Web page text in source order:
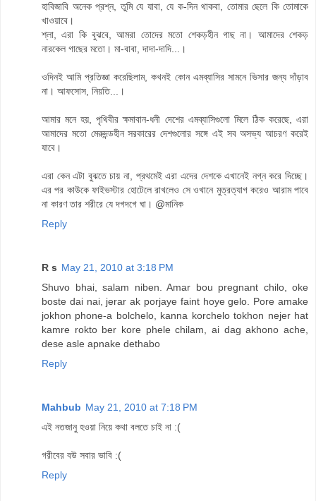
হাবিজাবি অনেক প্রশ্ন, তুমি যে যাবা, যে ক-দিন থাকবা, তোমার ছেলে কি তোমাকে
খাওয়াবে।
শ্লা, এরা কি বুঝবে, আমরা তোদের মতো শেকড়হীন গাছ না। আমাদের শেকড়
নারকেল গাছের মতো। মা-বাবা, দাদা-দাদি...।
ওদিনই আমি প্রতিজ্ঞা করেছিলাম, কখনই কোন এমব্যাসির সামনে ভিসার জন্য দাঁড়াব
না। আফসোস, নিয়তি...।
আমার মনে হয়, পৃথিবীর ক্ষমাবান-ধনী দেশের এমব্যাসিগুলো মিলে ঠিক করেছে, এরা
আমাদের মতো মেরুদন্ডহীন সরকারের দেশগুলোর সঙ্গে এই সব অসভ্য আচরণ করেই
যাবে।
এরা কেন এটা বুঝতে চায় না, প্রথমেই এরা এদের দেশকে এখানেই নগ্ন করে দিচ্ছে।
এর পর কাউকে ফাইভস্টার হোটেলে রাখলেও সে ওখানে মুত্রত্যাগ করেও আরাম পাবে
না কারণ তার শরীরে যে দগদগে ঘা। @মানিক
Reply
R s May 21, 2010 at 3:18 PM
Shuvo bhai, salam niben. Amar bou pregnant chilo, oke
boste dai nai, jerar ak porjaye faint hoye gelo. Pore amake
jokhon phone-a bolchelo, kanna korchelo tokhon nejer hat
kamre rokto ber kore phele chilam, ai dag akhono ache,
dese asle apnake dethabo
Reply
Mahbub May 21, 2010 at 7:18 PM
এই নতজানু হওয়া নিয়ে কথা বলতে চাই না :(
গরীবের বউ সবার ভাবি :(
Reply